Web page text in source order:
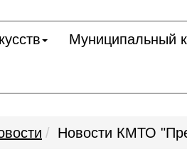
Муниципальный
Новости КМТО